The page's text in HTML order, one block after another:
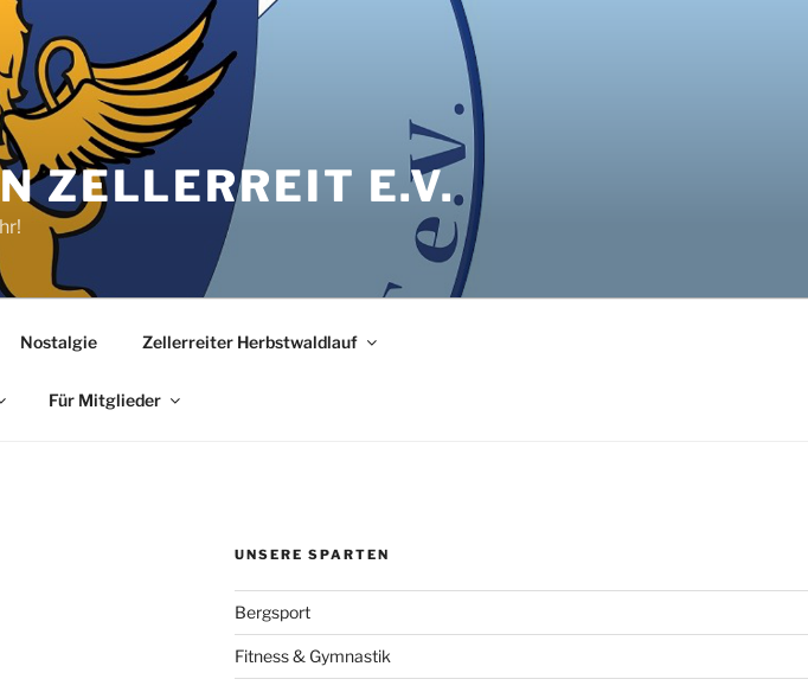
ZELLERREIT E.V.
Nostalgie Zellerreiter Herbstwaldlauf
Für Mitglieder
UNSERE SPARTEN
Bergsport
Fitness & Gymnastik